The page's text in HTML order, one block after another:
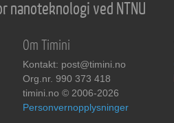
nanoteknologi ved NTNU
Om Timini
Kontakt: post@timini.no
Org.nr. 990 373 418
timini.no © 2006-2026
Personvernopplysninger